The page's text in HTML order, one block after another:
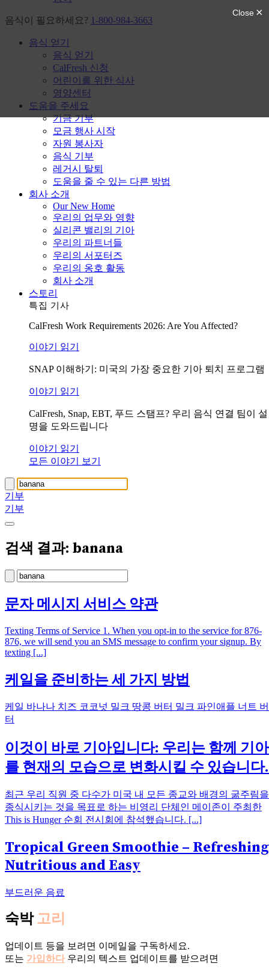
음식이 필요하세요? 1-800-984-3663
음식 얻기
음식 얻기
CalFresh 신청
어린이를 위한 식사
영양센터
도움을 주세요
기금 기부
모금 행사 시작
자원 봉사자
음식 기부
레거시 탈퇴
도움을 줄 수 있는 다른 방법
회사 소개
Our New Home
우리의 업무와 영향
실리콘 밸리의 기아
우리의 파트너들
우리의 서포터즈
우리의 옹호 활동
회사 소개
스토리
특집 기사
CalFresh Work Requirements 2026: Are You Affected?
이야기 읽기
SNAP 이해하기: 미국의 가장 중요한 기아 퇴치 프로그램
이야기 읽기
CalFresh, Snap, EBT, 푸드 스탬프? 우리 음식 연결 팀이 설
명을 도와드립니다
이야기 읽기
모든 이야기 보기
기부
기부
검색 결과: banana
문자 메시지 서비스 약관
Texting Terms of Service 1. When you opt-in to the service for 876-
876, we will send you an SMS message to confirm your signup. By
texting [...]
케일을 준비하는 세 가지 방법
케일 바나나 치즈 코코넛 밀크 땅콩 버터 밀크 파인애플 너트 버
터
이것이 바로 기아입니다: 우리는 함께 기아
를 현재의 모습으로 변화시킬 수 있습니다.
최근 우리 직원 중 다수가 미국 내 모든 종교와 배경의 굶주림을
종식시키는 것을 목표로 하는 비영리 단체인 메이존이 주최한
This is Hunger 순회 전시회에 참석했습니다. [...]
Tropical Green Smoothie –
Nutritious and Easy
부드러운 음료
숙박 고리
업데이트 등을 보려면 이메일을 구독하세요.
또는 가입하다우리의 텍스트 업데이트를 받으려면